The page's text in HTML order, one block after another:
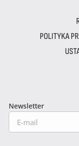
POLITYKA
Newsletter